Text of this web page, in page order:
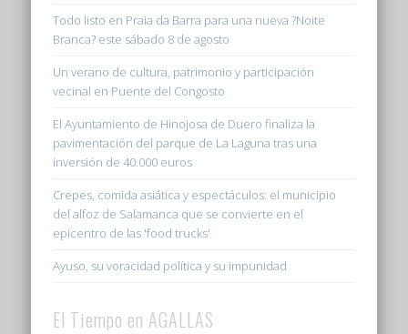
Todo listo en Praia da Barra para una nueva ?Noite
Branca? este sábado 8 de agosto
Un verano de cultura, patrimonio y participación
vecinal en Puente del Congosto
El Ayuntamiento de Hinojosa de Duero finaliza la
pavimentación del parque de La Laguna tras una
inversión de 40.000 euros
Crepes, comida asiática y espectáculos: el municipio
del alfoz de Salamanca que se convierte en el
epicentro de las 'food trucks'
Ayuso, su voracidad política y su impunidad
El Tiempo en AGALLAS